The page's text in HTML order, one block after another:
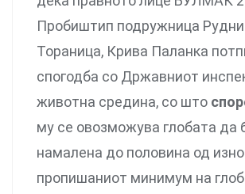
Пробиштип подружница
Тораница, Крива Паланка
спогодба со Државниот
животна средина, со што
му се овозможува глобата да
намалена до половина од
пропишаниот минимум на